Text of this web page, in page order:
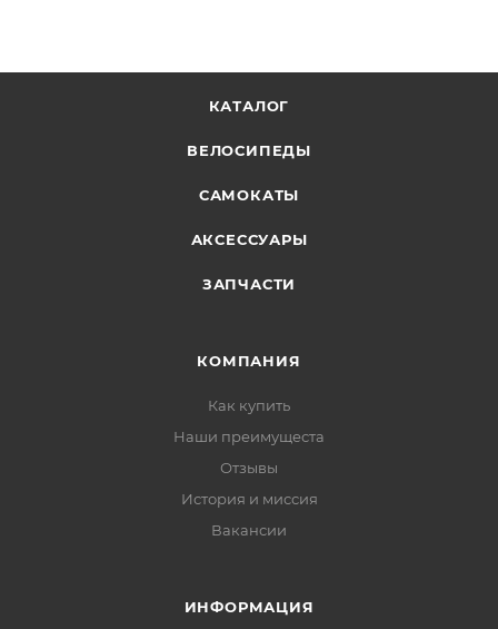
КАТАЛОГ
ВЕЛОСИПЕДЫ
САМОКАТЫ
АКСЕССУАРЫ
ЗАПЧАСТИ
КОМПАНИЯ
Как купить
Наши преимущеста
Отзывы
История и миссия
Вакансии
ИНФОРМАЦИЯ